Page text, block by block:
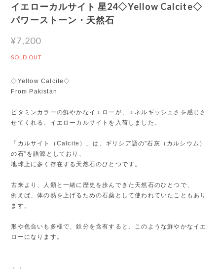
イエローカルサイト 星24◇Yellow Calcite◇
パワーストーン・天然石
¥7,200
SOLD OUT
◇Yellow Calcite◇
From Pakistan
ビタミンカラーの鮮やかなイエローが、エネルギッシュさを感じさ
せてくれる、イエローカルサイトを入荷しました。
「カルサイト（Calcite）」は、ギリシア語の"石灰（カルシウム）
の石"を語源としており、
地球上に多く存在する天然石のひとつです。
古来より、人類と一緒に歴史を歩んできた天然石のひとつで、
例えば、体の熱を上げるための石薬として使われていたこともあり
ます。
形や色合いも多様で、鉄分を含有すると、このような鮮やかなイエ
ローになります。
・・